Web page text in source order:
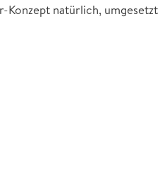
natürlich, umgesetzt